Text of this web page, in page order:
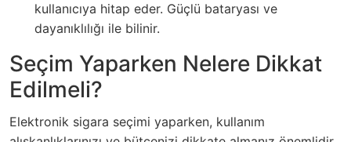
kullanıcıya hitap eder. Güçlü bataryası ve
dayanıklılığı ile bilinir.
Seçim Yaparken Nelere Dikkat
Edilmeli?
Elektronik sigara seçimi yaparken, kullanım